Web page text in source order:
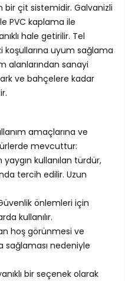
bir çit sistemidir. Galvanizli
PVC kaplama ile
hale getirilir. Tel
koşullarına uyum sağlama
alanlarından sanayi
ve bahçelere kadar
amaçlarına ve
mevcuttur:
yaygın kullanılan türdür,
tercih edilir. Uzun
önlemleri için
kullanılır.
hoş görünmesi ve
sağlaması nedeniyle
bir seçenek olarak